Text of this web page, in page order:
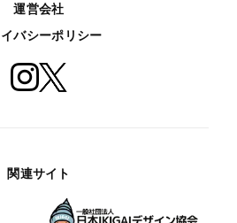
運営会社
バシーポリシー
関連サイト